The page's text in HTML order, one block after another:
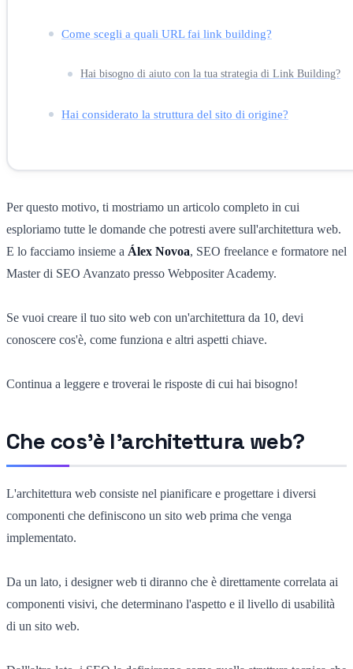
Come scegli a quali URL fai link building?
Hai bisogno di aiuto con la tua strategia di Link Building?
Hai considerato la struttura del sito di origine?
Per questo motivo, ti mostriamo un articolo completo in cui
esploriamo tutte le domande che potresti avere sull'architettura web.
E lo facciamo insieme a Álex Novoa, SEO freelance e formatore nel
Master di SEO Avanzato presso Webpositer Academy.
Se vuoi creare il tuo sito web con un'architettura da 10, devi
conoscere cos'è, come funziona e altri aspetti chiave.
Continua a leggere e troverai le risposte di cui hai bisogno!
Che cos'è l'architettura web?
L'architettura web consiste nel pianificare e progettare i diversi
componenti che definiscono un sito web prima che venga
implementato.
Da un lato, i designer web ti diranno che è direttamente correlata ai
componenti visivi, che determinano l'aspetto e il livello di usabilità
di un sito web.